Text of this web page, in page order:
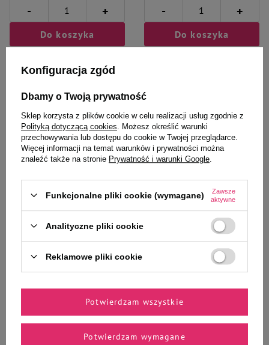
- +
Do koszyka
- +
Do koszyka
Trixie
Trixie majtki na cieczkę L 50-59
13,99 zł
Do koszyka
Trixie
Trixie majtki ochronne dla psa
suczki na cieczkę rozmiar XL 60-
Do koszyka
Konfiguracja zgód
Dbamy o Twoją prywatność
Sklep korzysta z plików cookie w celu realizacji usług zgodnie z
Polityką dotyczącą cookies . Możesz określić warunki
przechowywania lub dostępu do cookie w Twojej przeglądarce.
Więcej informacji na temat warunków i prywatności można
znaleźć także na stronie Prywatność i warunki Google
Funkcjonalne pliki cookie (wymagane)
Zawsze
aktywne
Analityczne pliki cookie
Reklamowe pliki cookie
Potwierdzam wymagane
Potwierdzam wszystkie